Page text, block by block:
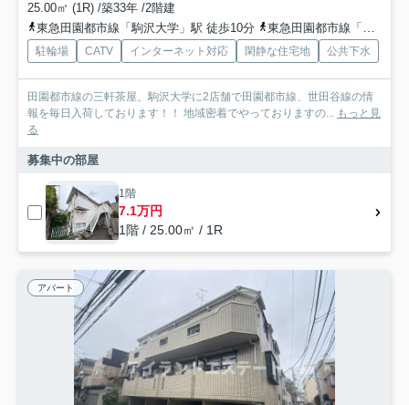
25.00㎡ (1R) /築33年 /2階建
東急田園都市線「駒沢大学」駅 徒歩10分
東急田園都市線「三軒茶屋」駅 徒歩15分
駐輪場 CATV インターネット対応 閑静な住宅地 公共下水
田園都市線の三軒茶屋、駒沢大学に2店舗で田園都市線、世田谷線の情
報を毎日入荷しております！！ 地域密着でやっておりますの... もっと見
る
募集中の部屋
1階
7.1万円
1階 / 25.00㎡ / 1R
アパート